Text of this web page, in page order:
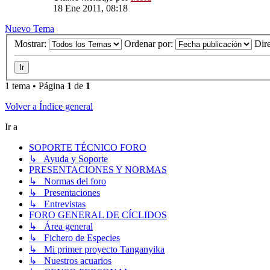
18 Ene 2011, 08:18
Nuevo Tema
Mostrar:
Ordenar por:
1 tema • Página 1 de 1
Volver a Índice general
Ir a
SOPORTE TÉCNICO FORO
↳ Ayuda y Soporte
PRESENTACIONES Y NORMAS
↳ Normas del foro
↳ Presentaciones
↳ Entrevistas
FORO GENERAL DE CÍCLIDOS
↳ Área general
↳ Fichero de Especies
↳ Mi primer proyecto Tanganyika
↳ Nuestros acuarios